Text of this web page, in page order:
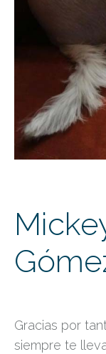
Gracias por
siempre te